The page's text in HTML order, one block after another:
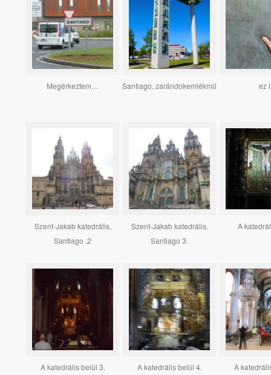
Megérkeztem… Santiago, zarándokemlékmű ez
Szent-Jakab katedrális,
Santiago .2
Szent-Jakab katedrális,
Santiago 3.
A
A katedrális belül 3. A katedrális belül 4. A